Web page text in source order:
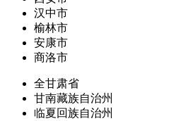
汉中市
榆林市
安康市
商洛市
全甘肃省
甘南藏族自治州
临夏回族自治州